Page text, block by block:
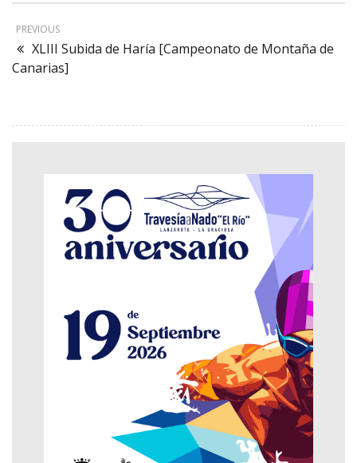
PREVIOUS
XLIII Subida de Haría [Campeonato de Montaña de
Canarias]